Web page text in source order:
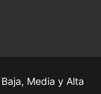
Media y Alta